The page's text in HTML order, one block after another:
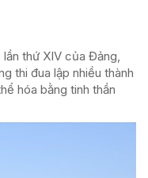
thứ XIV của Đảng,
thi đua lập nhiều thành
hóa bằng tinh thần